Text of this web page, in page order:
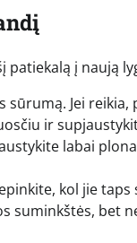
patiekalą į naują
Jei
ir
labai
kol jie
suminkštės, bet